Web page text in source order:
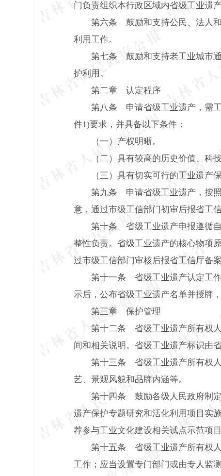
门负责组织本行政区域内省级工业遗
第六条 鼓励和支持公民、法人
利用工作。
第七条 鼓励和支持老工业城市
护利用。
第二章 认定程序
第八条 申请省级工业遗产，需
件1)要求，并具备以下条件：
（一）产权明晰。
（二）具有较高的历史价值、科
（三）具有切实可行的工业遗产
第九条 申请省级工业遗产，按
意，通过市级工信部门初审后报省工
第十条 省级工业遗产申报遵循
整性负责。省级工业遗产的核心物项
过市级工信部门审核后报省工信厅备案
第十一条 省级工业遗产认定工
示后，公布省级工业遗产名单并授牌
第三章 保护管理
第十二条 省级工业遗产所有权
间和相关说明。省级工业遗产标识由
第十三条 省级工业遗产所有权
艺、景观风貌和品牌内涵等。
第十四条 鼓励各级人民政府制
遗产保护专题研究和活化利用项目实
荐参与工业文化建设相关试点示范项
第十五条 省级工业遗产所有权
工作；应当设置专门部门或由专人监